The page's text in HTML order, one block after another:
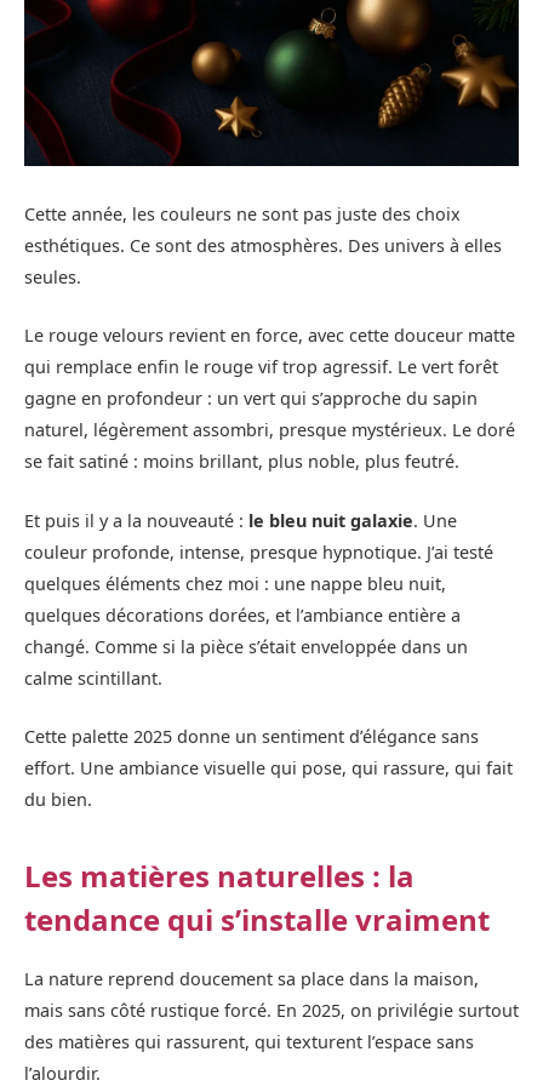
Cette année, les couleurs ne sont pas juste des choix
esthétiques. Ce sont des atmosphères. Des univers à elles
seules.
Le rouge velours revient en force, avec cette douceur matte
qui remplace enfin le rouge vif trop agressif. Le vert forêt
gagne en profondeur : un vert qui s’approche du sapin
naturel, légèrement assombri, presque mystérieux. Le doré
se fait satiné : moins brillant, plus noble, plus feutré.
Et puis il y a la nouveauté : le bleu nuit galaxie. Une
couleur profonde, intense, presque hypnotique. J’ai testé
quelques éléments chez moi : une nappe bleu nuit,
quelques décorations dorées, et l’ambiance entière a
changé. Comme si la pièce s’était enveloppée dans un
calme scintillant.
Cette palette 2025 donne un sentiment d’élégance sans
effort. Une ambiance visuelle qui pose, qui rassure, qui fait
du bien.
Les matières naturelles : la
tendance qui s’installe vraiment
La nature reprend doucement sa place dans la maison,
mais sans côté rustique forcé. En 2025, on privilégie surtout
des matières qui rassurent, qui texturent l’espace sans
l’alourdir.